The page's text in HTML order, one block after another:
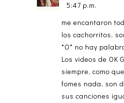
5:47 p.m.
me encantaron
los cachorritos,
*O* no hay
Los videos de OK
siempre, como
fomes nada, son
sus canciones